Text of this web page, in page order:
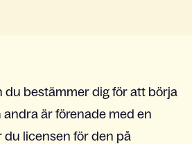
du bestämmer dig för att börja
är förenade med en
du licensen för den på